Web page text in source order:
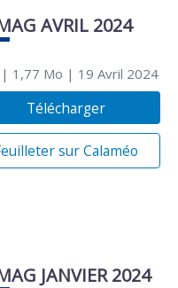
AVRIL 2024
1,77 Mo | 19 Avril 2024
Télécharger
sur Calaméo
JANVIER 2024